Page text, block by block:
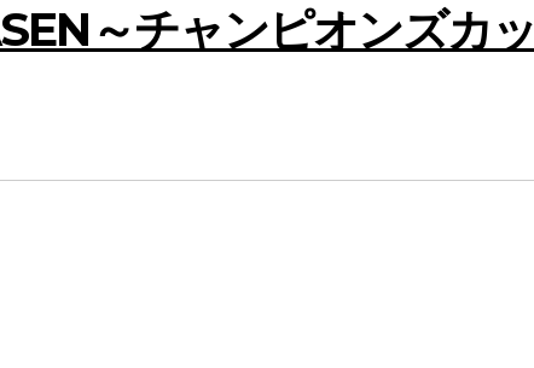
～チャンピオンズカッ